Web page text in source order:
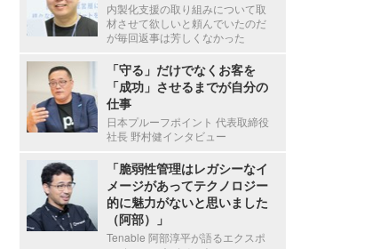
内製化支援の取り組みについて取
材させて欲しいと頼んでいたのだ
が毎回返事は芳しくなかった
「守る」だけでなくお客を
「成功」させるまでが自分の
仕事
日本プルーフポイント 代表取締役
社長 野村健インタビュー
「脆弱性管理はレガシーなイ
メージがあってテクノロジー
的に魅力がないと思いました
（阿部）」
Tenable 阿部淳平が語るエクスポ